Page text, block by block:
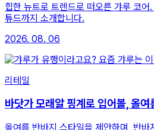
힙한 뉴트로 트렌드로 떠오른 갸루 코어
튜드까지 소개합니다.
2026. 08. 06
리테일
바닷가 모래알 핑계로 입어볼, 올
올여름 반바지 스타일을 제안하며, 반바